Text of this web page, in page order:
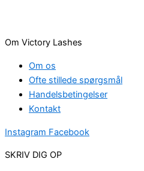
Om Victory Lashes
Om os
Ofte stillede spørgsmål
Handelsbetingelser
Kontakt
Instagram Facebook
SKRIV DIG OP